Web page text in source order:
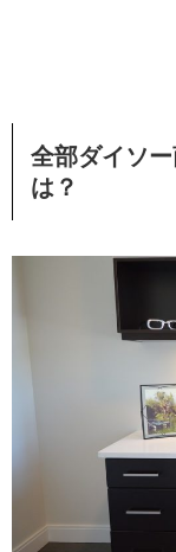
全部ダイソ
は？